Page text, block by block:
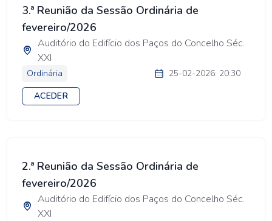
3.ª Reunião da Sessão Ordinária de
fevereiro/2026
Auditório do Edifício dos Paços do Concelho Séc.
XXI
Ordinária
25-02-2026: 20:30
ACEDER
2.ª Reunião da Sessão Ordinária de
fevereiro/2026
Auditório do Edifício dos Paços do Concelho Séc.
XXI